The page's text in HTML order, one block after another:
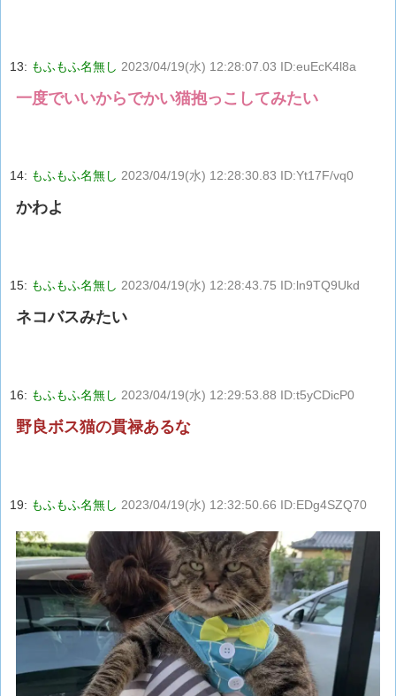
13: もふもふ名無し 2023/04/19(水) 12:28:07.03 ID:euEcK4l8a
一度でいいからでかい猫抱っこしてみたい
14: もふもふ名無し 2023/04/19(水) 12:28:30.83 ID:Yt17F/vq0
かわよ
15: もふもふ名無し 2023/04/19(水) 12:28:43.75 ID:ln9TQ9Ukd
ネコバスみたい
16: もふもふ名無し 2023/04/19(水) 12:29:53.88 ID:t5yCDicP0
野良ボス猫の貫禄あるな
19: もふもふ名無し 2023/04/19(水) 12:32:50.66 ID:EDg4SZQ70